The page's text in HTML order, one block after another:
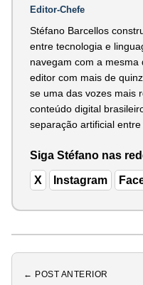
Editor-Chefe
Stéfano Barcellos
entre tecnologia e
navegam com a
editor com mais de
se uma das vozes mais
conteúdo digital
separação artificial entre
Siga Stéfano nas
X Instagram
← POST ANTERIOR